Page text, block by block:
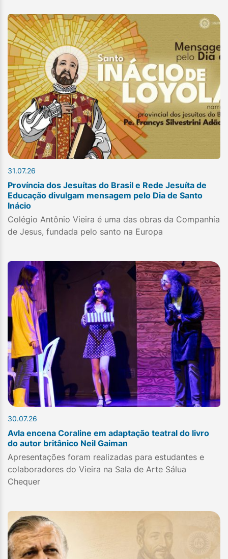
31.07.26
Província dos Jesuítas do Brasil e Rede Jesuíta de
Educação divulgam mensagem pelo Dia de Santo
Inácio
Colégio Antônio Vieira é uma das obras da Companhia
de Jesus, fundada pelo santo na Europa
30.07.26
Avla encena Coraline em adaptação teatral do livro
do autor britânico Neil Gaiman
Apresentações foram realizadas para estudantes e
colaboradores do Vieira na Sala de Arte Sálua
Chequer